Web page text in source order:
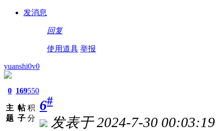
发消息
回复
使用道具 举报
yuanshi0v0
0
主
题
169
帖
子
550
积
分
6#
发表于 2024-7-30 00:03:19